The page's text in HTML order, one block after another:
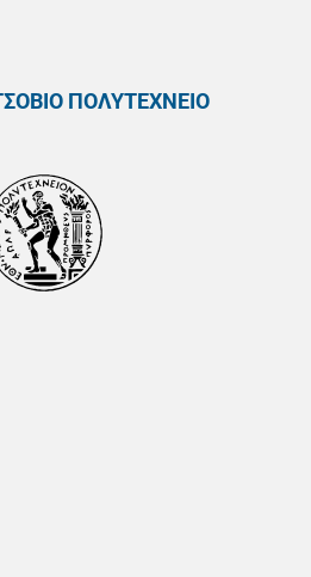
ΠΟΛΥΤΕΧΝΕΙΟ